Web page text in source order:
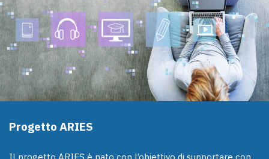
Progetto ARIES
Il progetto ARIES è nato con l’obiettivo di supportare con